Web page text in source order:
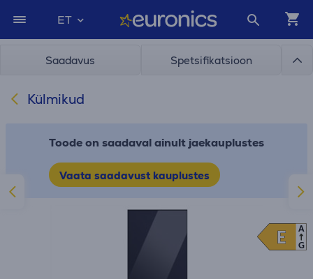
ET
Saadavus Spetsifikatsioon
Külmikud
Toode on saadaval ainult jaekauplustes
Vaata saadavust kauplustes
E
E
A
G